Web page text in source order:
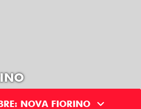
NOVA FIORINO